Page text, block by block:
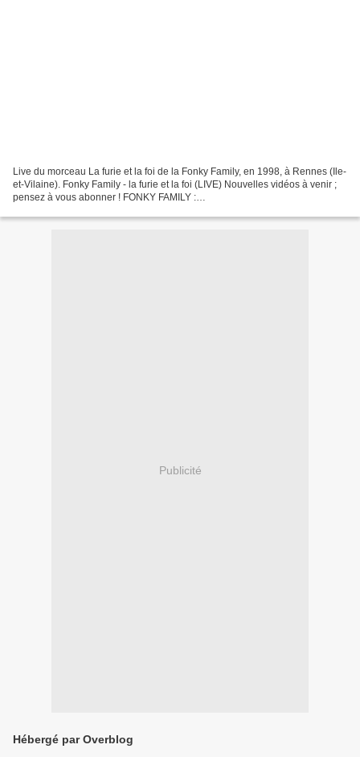
Live du morceau La furie et la foi de la Fonky Family, en 1998, à Rennes (Ile-
et-Vilaine). Fonky Family - la furie et la foi (LIVE) Nouvelles vidéos à venir ;
pensez à vous abonner ! FONKY FAMILY :
Publicité
Hébergé par Overblog